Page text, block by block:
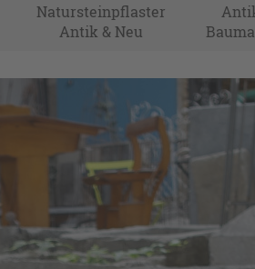
Natursteinpflaster
Antik & Neu